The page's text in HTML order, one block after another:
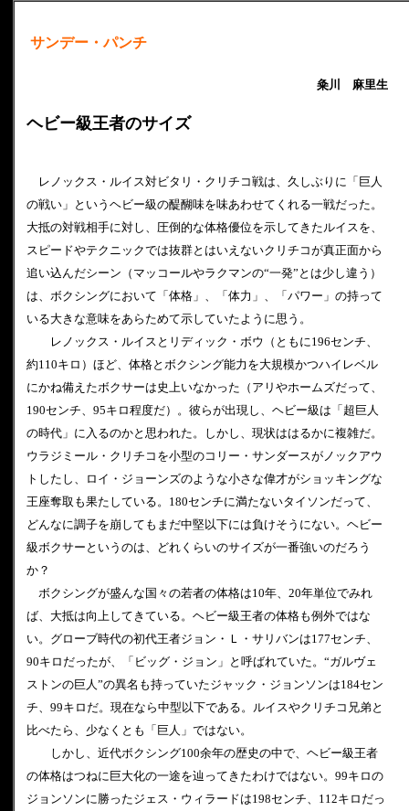
サンデー・パンチ
粂川 麻里生
ヘビー級王者のサイズ
レノックス・ルイス対ビタリ・クリチコ戦は、久しぶりに「巨人
の戦い」というヘビー級の醍醐味を味あわせてくれる一戦だった。
大抵の対戦相手に対し、圧倒的な体格優位を示してきたルイスを、
スピードやテクニックでは抜群とはいえないクリチコが真正面から
追い込んだシーン（マッコールやラクマンの“一発”とは少し違う）
は、ボクシングにおいて「体格」、「体力」、「パワー」の持って
いる大きな意味をあらためて示していたように思う。
レノックス・ルイスとリディック・ボウ（ともに196センチ、
約110キロ）ほど、体格とボクシング能力を大規模かつハイレベル
にかね備えたボクサーは史上いなかった（アリやホームズだって、
190センチ、95キロ程度だ）。彼らが出現し、ヘビー級は「超巨人
の時代」に入るのかと思われた。しかし、現状ははるかに複雑だ。
ウラジミール・クリチコを小型のコリー・サンダースがノックアウ
トしたし、ロイ・ジョーンズのような小さな偉才がショッキングな
王座奪取も果たしている。180センチに満たないタイソンだって、
どんなに調子を崩してもまだ中堅以下には負けそうにない。ヘビー
級ボクサーというのは、どれくらいのサイズが一番強いのだろう
か？
ボクシングが盛んな国々の若者の体格は10年、20年単位でみれ
ば、大抵は向上してきている。ヘビー級王者の体格も例外ではな
い。グローブ時代の初代王者ジョン・Ｌ・サリバンは177センチ、
90キロだったが、「ビッグ・ジョン」と呼ばれていた。“ガルヴェ
ストンの巨人”の異名も持っていたジャック・ジョンソンは184セン
チ、99キロだ。現在なら中型以下である。ルイスやクリチコ兄弟と
比べたら、少なくとも「巨人」ではない。
しかし、近代ボクシング100余年の歴史の中で、ヘビー級王者
の体格はつねに巨大化の一途を辿ってきたわけではない。99キロの
ジョンソンに勝ったジェス・ウィラードは198センチ、112キロだっ